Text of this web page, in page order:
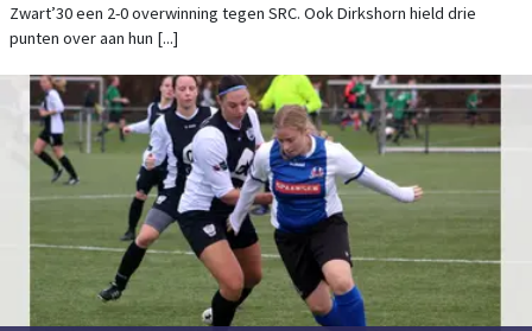
Zwart’30 een 2-0 overwinning tegen SRC. Ook Dirkshorn hield drie
punten over aan hun [...]